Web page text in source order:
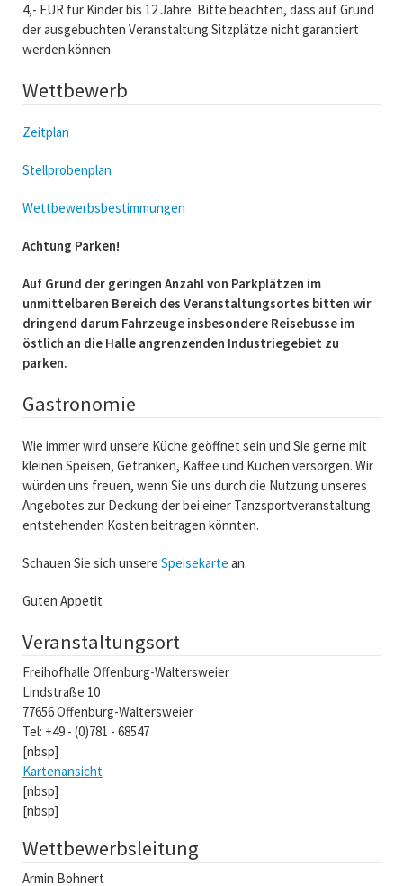
4,- EUR für Kinder bis 12 Jahre. Bitte beachten, dass auf Grund
der ausgebuchten Veranstaltung Sitzplätze nicht garantiert
werden können.
Wettbewerb
Zeitplan
Stellprobenplan
Wettbewerbsbestimmungen
Achtung Parken!
Auf Grund der geringen Anzahl von Parkplätzen im
unmittelbaren Bereich des Veranstaltungsortes bitten wir
dringend darum Fahrzeuge insbesondere Reisebusse im
östlich an die Halle angrenzenden Industriegebiet zu
parken.
Gastronomie
Wie immer wird unsere Küche geöffnet sein und Sie gerne mit
kleinen Speisen, Getränken, Kaffee und Kuchen versorgen. Wir
würden uns freuen, wenn Sie uns durch die Nutzung unseres
Angebotes zur Deckung der bei einer Tanzsportveranstaltung
entstehenden Kosten beitragen könnten.
Schauen Sie sich unsere Speisekarte an.
Guten Appetit
Veranstaltungsort
Freihofhalle Offenburg-Waltersweier
Lindstraße 10
77656 Offenburg-Waltersweier
Tel: +49 - (0)781 - 68547
[nbsp]
Kartenansicht
[nbsp]
[nbsp]
Wettbewerbsleitung
Armin Bohnert